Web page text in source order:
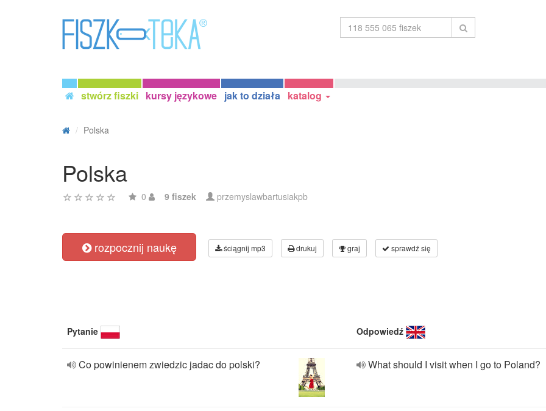
stwórz fiszki kursy językowe jak to działa katalog
Polska
Polska
0 9 fiszek przemyslawbartusiakpb
rozpocznij naukę ściągnij mp3 drukuj graj sprawdź się
Pytanie Odpowiedź
Co powinienem zwiedzic jadac do polski? What should I visit when I go to Poland?